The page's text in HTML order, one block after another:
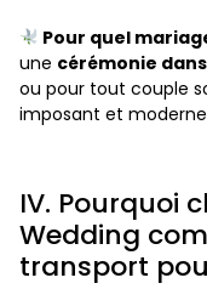
Pour quel
une cérémonie
ou pour tout couple
imposant et
IV. Pourquoi
Wedding
transport